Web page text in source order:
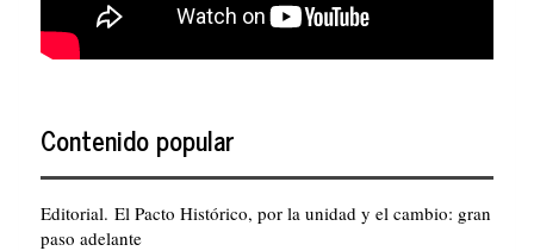
Contenido popular
Editorial. El Pacto Histórico, por la unidad y el cambio: gran
paso adelante